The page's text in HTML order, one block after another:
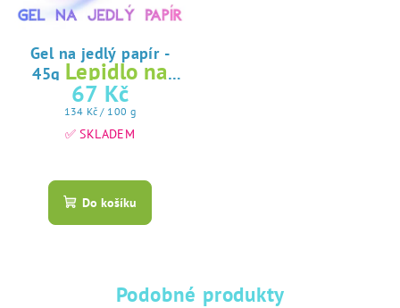
Gel na jedlý papír -
45g Lepidlo na
jedlý papír
67 Kč
Měrná
cena:
134 Kč / 100 g
✅ SKLADEM
hodnocení
produktu
hvězdiček.
Do košíku
Podobné produkty